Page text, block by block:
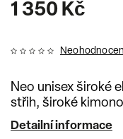
1 350 Kč
Neo unisex široké
střih, široké
Detailní informace